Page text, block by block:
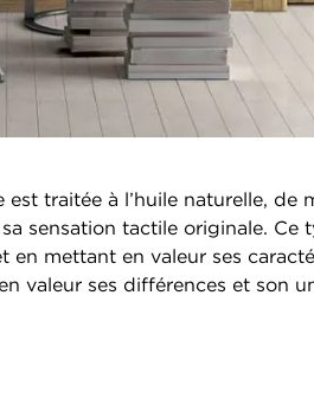
est traitée à l’huile naturelle,
sensation tactile originale.
en mettant en valeur ses
valeur ses différences et son